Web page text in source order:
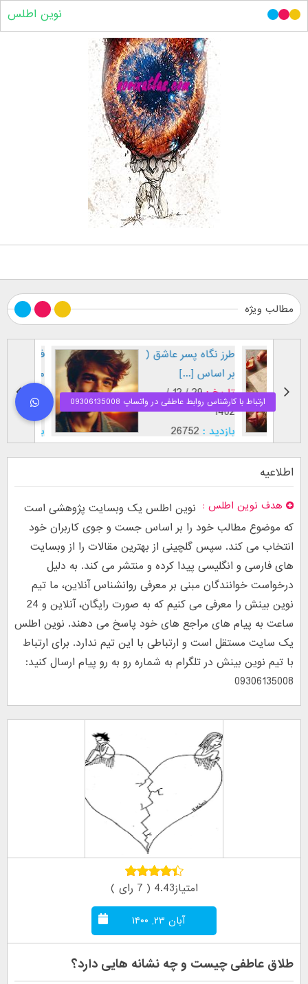
نوین اطلس
مطالب ویژه
تاریخ :
1403
طرز نگاه پسر عاشق (
بر اساس [...]
تاریخ :
29 / 12 /
1402
بازدید :26752
اطلاعیه
هدف نوین اطلس
نوین اطلس یک وبسایت پژوهشی است
که موضوع مطالب خود را بر اساس جست و جوی کاربران خود
انتخاب می کند. سپس گلچینی از بهترین مقالات را از وبسایت
های فارسی و انگلیسی پیدا کرده و منتشر می کند. به دلیل
درخواست خوانندگان مبنی بر معرفی روانشناس آنلاین، ما تیم
نوین بینش را معرفی می کنیم که به صورت رایگان، آنلاین و 24
ساعت به پیام های مراجع های خود پاسخ می دهند. نوین اطلس
یک سایت مستقل است و ارتباطی با این تیم ندارد. برای ارتباط
با تیم نوین بینش در تلگرام به شماره رو به رو پیام ارسال کنید:
09306135008
امتیاز4.43 ( 7 رای )
آبان ۲۳, ۱۴۰۰
طلاق عاطفی چیست و چه نشانه هایی دارد؟